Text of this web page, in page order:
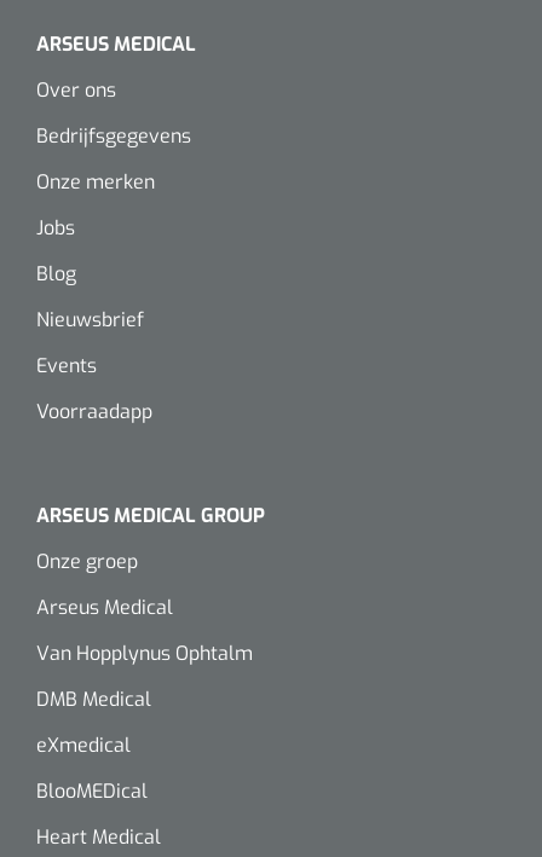
ARSEUS MEDICAL
Over ons
Bedrijfsgegevens
Onze merken
Jobs
Blog
Nieuwsbrief
Events
Voorraadapp
ARSEUS MEDICAL GROUP
Onze groep
Arseus Medical
Van Hopplynus Ophtalm
DMB Medical
eXmedical
BlooMEDical
Heart Medical